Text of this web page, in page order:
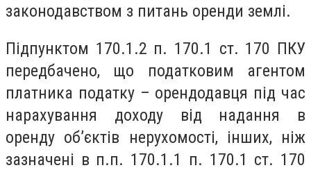
законодавством з питань оренди землі.
Підпунктом 170.1.2 п. 170.1 ст. 170 ПКУ
передбачено, що податковим агентом
платника податку – орендодавця під час
нарахування доходу від надання в
оренду об’єктів нерухомості, інших, ніж
зазначені в п.п. 170.1.1 п. 170.1 ст. 170